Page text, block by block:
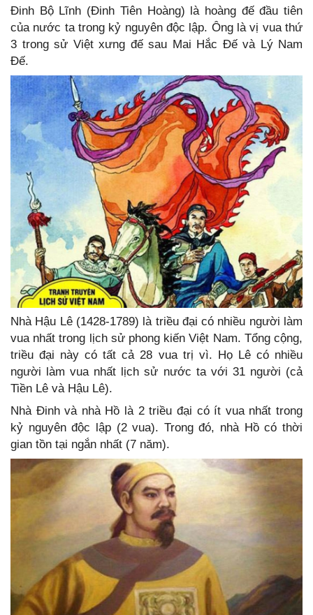
Đinh Bộ Lĩnh (Đinh Tiên Hoàng) là hoàng đế đầu tiên
của nước ta trong kỷ nguyên độc lập. Ông là vị vua thứ
3 trong sử Việt xưng đế sau Mai Hắc Đế và Lý Nam
Đế.
Nhà Hậu Lê (1428-1789) là triều đại có nhiều người làm
vua nhất trong lịch sử phong kiến Việt Nam. Tổng cộng,
triều đại này có tất cả 28 vua trị vì. Họ Lê có nhiều
người làm vua nhất lịch sử nước ta với 31 người (cả
Tiền Lê và Hậu Lê).
Nhà Đinh và nhà Hồ là 2 triều đại có ít vua nhất trong
kỷ nguyên độc lập (2 vua). Trong đó, nhà Hồ có thời
gian tồn tại ngắn nhất (7 năm).